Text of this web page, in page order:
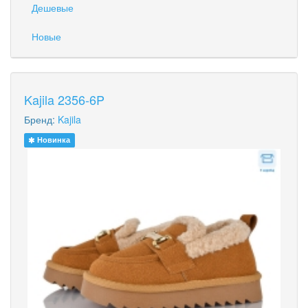
Дешевые
Новые
Kajila 2356-6P
Бренд: Kajila
Новинка